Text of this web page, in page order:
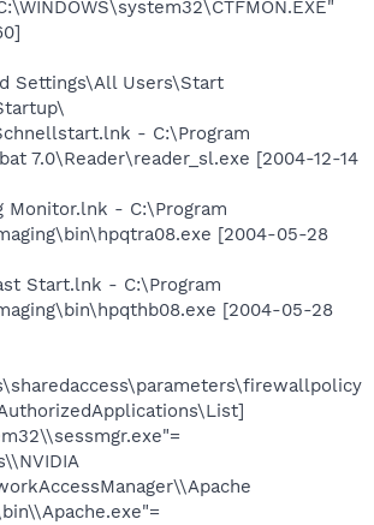
Settings\All Users\Start
- C:\Program
7.0\Reader\reader_sl.exe [2004-12-14
Monitor.lnk - C:\Program
[2004-05-28
Start.lnk - C:\Program
[2004-05-28